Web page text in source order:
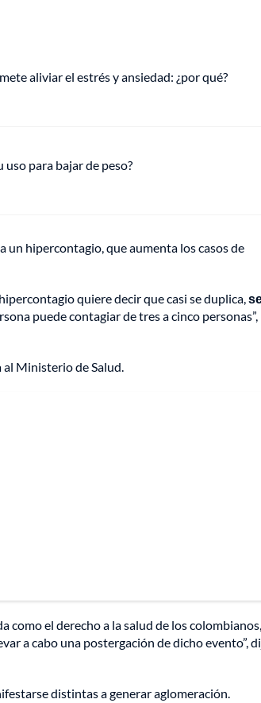
aliviar el estrés y ansiedad: ¿por qué?
para bajar de peso?
un hipercontagio, que aumenta los casos de
quiere decir que casi se duplica,
puede contagiar de tres a cinco personas”,
al Ministerio de Salud.
como el derecho a la salud de los
a cabo una postergación de dicho evento”,
distintas a generar aglomeración.